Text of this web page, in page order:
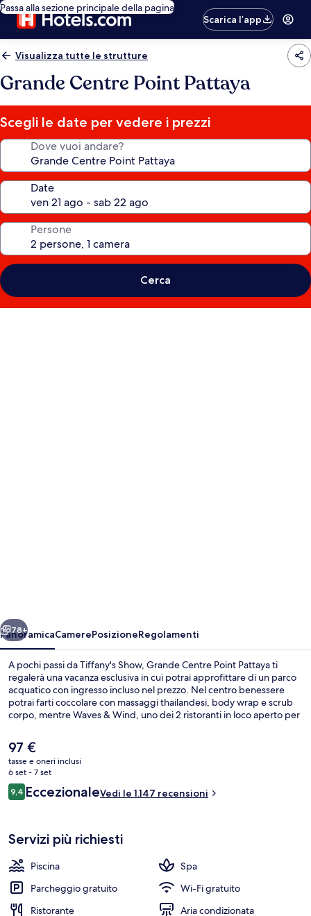
Passa alla sezione principale della pagina
Scarica l’app
Visualizza tutte le strutture
Grande Centre Point Pattaya
Scegli le date per vedere i prezzi
Dove vuoi andare?
Date
Persone
Cerca
Avanti
78+
PanoramicaCamerePosizioneRegolamenti
A pochi passi da Tiffany's Show, Grande Centre Point Pattaya ti
regalerà una vacanza esclusiva in cui potrai approfittare di un parco
acquatico con ingresso incluso nel prezzo. Nel centro benessere
potrai farti coccolare con massaggi thailandesi, body wrap e scrub
corpo, mentre Waves & Wind, uno dei 2 ristoranti in loco aperto per
specialità della cucina internazionale. In questo hotel di lusso
troverai anche una piscina all'aperto, un miniclub per bambini
(gratuito) e una palestra. Le recensioni dei viaggiatori menzionano il
personale gentile e le condizioni generali.
Il
prezzo
attuale
è
97 €
97 €
tasse e oneri inclusi
6 set - 7 set
Recensioni
9,49,4 su 10
EccezionaleVedi le 1.147 recensioni
Servizi più richiesti
Piscina
Spa
Parcheggio gratuito
Wi-Fi gratuito
Ristorante
Aria condizionata